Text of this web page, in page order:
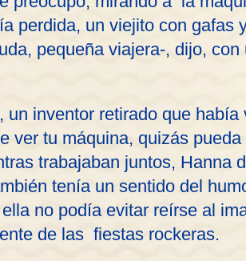
perdida, un viejito con gafas
pequeña viajera-, dijo,
inventor retirado que había
ver tu máquina, quizás
trabajaban juntos, Hanna
tenía un sentido del
no podía evitar reírse al
de las fiestas rockeras.